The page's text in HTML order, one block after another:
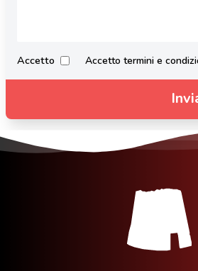
Accetto Accetto termini e